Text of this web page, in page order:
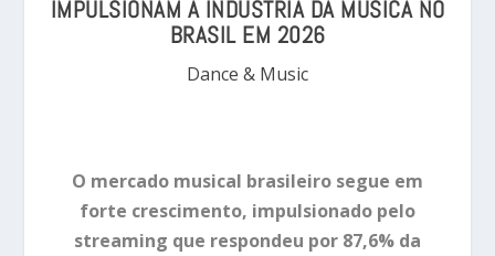
IMPULSIONAM A INDÚSTRIA DA MÚSICA NO
BRASIL EM 2026
Dance & Music
O mercado musical brasileiro segue em
forte crescimento, impulsionado pelo
streaming que respondeu por 87,6% da